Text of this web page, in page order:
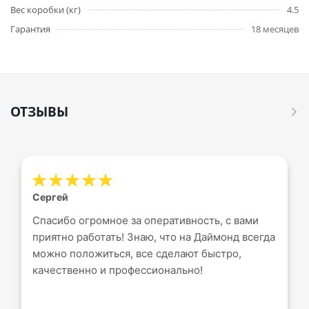
Вес коробки (кг)
4.5
Гарантия
18 месяцев
ОТЗЫВЫ
Сергей
Спасибо огромное за оперативность, с вами
приятно работать! Знаю, что на Даймонд всегда
можно положиться, все сделают быстро,
качественно и профессионально!